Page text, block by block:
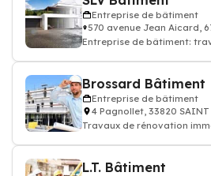
Entreprise de bâtiment
570 avenue Jean Aicard,
Entreprise de bâtiment:
Brossard Bâtiment
Entreprise de bâtiment
4 Pagnollet, 33820 SAINT
Travaux de rénovation
L.T. Bâtiment